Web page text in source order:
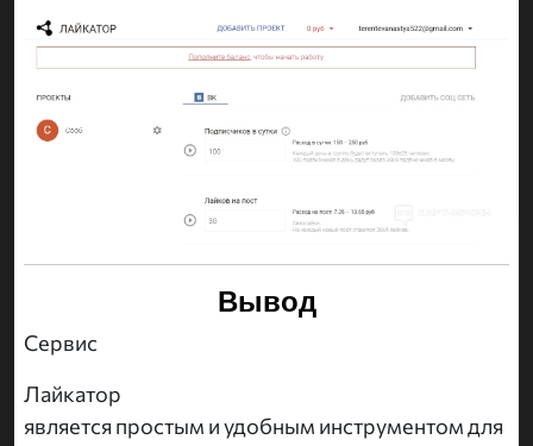
Вывод
Сервис
Лайкатор
является простым и удобным инструментом для